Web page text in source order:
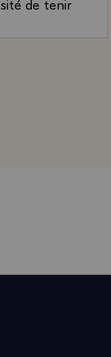
que
aux
en
et, dans
Président